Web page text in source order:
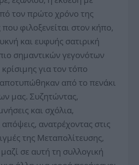
τον πρώτο χρόνο της
φιλοξενείται στον κήπο,
και ευφυής σατιρική
σημαντικών γεγονότων
για τον τόπο
από το πενάκι
μας. Συζητώντας,
και σχόλια,
ανατρέχοντας στις
της Μεταπολίτευσης,
σε αυτή τη συλλογική